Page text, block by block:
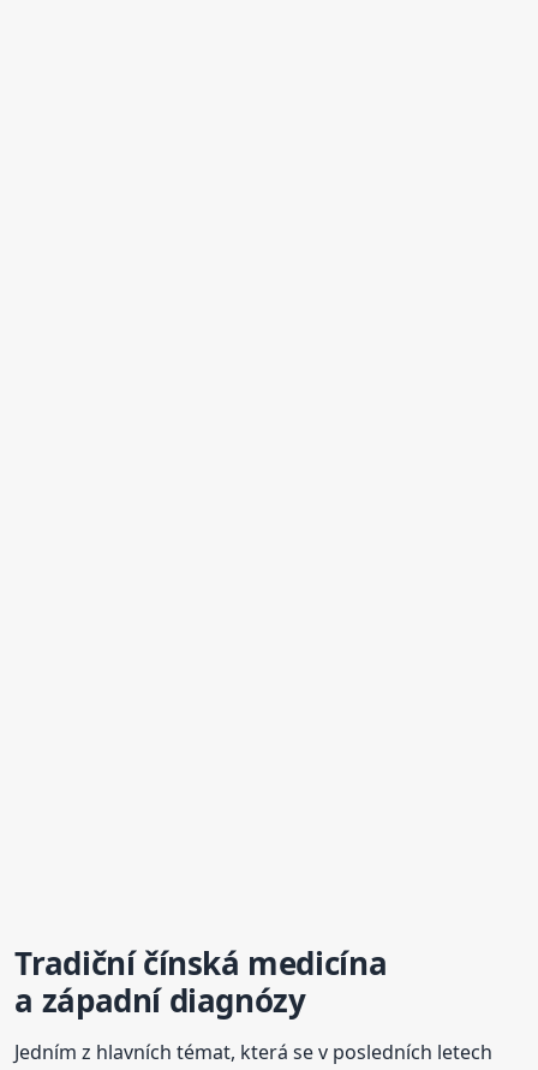
Tradičníčínská medicína
a západní diagnózy
Jedním z hlavních témat, která se v posledních letech